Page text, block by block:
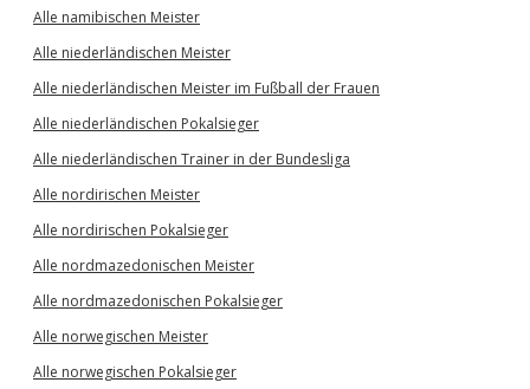
Alle namibischen Meister
Alle niederländischen Meister
Alle niederländischen Meister im Fußball der Frauen
Alle niederländischen Pokalsieger
Alle niederländischen Trainer in der Bundesliga
Alle nordirischen Meister
Alle nordirischen Pokalsieger
Alle nordmazedonischen Meister
Alle nordmazedonischen Pokalsieger
Alle norwegischen Meister
Alle norwegischen Pokalsieger